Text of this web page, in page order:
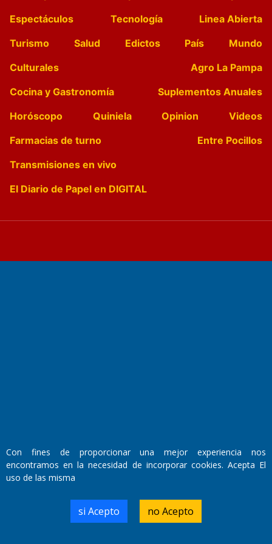
Espectáculos
Tecnología
Linea Abierta
Turismo
Salud Edictos País
Mundo
Culturales
Agro La Pampa
Cocina y Gastronomía
Suplementos Anuales
Horóscopo
Quiniela Opinion
Videos
Farmacias de turno
Entre Pocillos
Transmisiones en vivo
El Diario de Papel en DIGITAL
Domicilio Legal: José Ingenieros 855,
Santa Rosa, La Pampa.
RL-2019-55551274-APN-DNDA#MJ
Con fines de proporcionar una mejor experiencia nos
encontramos en la necesidad de incorporar cookies. Acepta El
uso de las misma
si Acepto no Acepto